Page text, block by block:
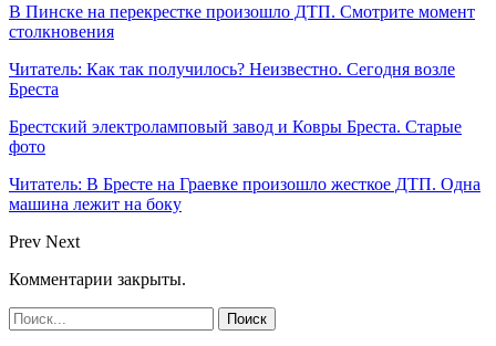
В Пинске на перекрестке произошло ДТП. Смотрите момент
столкновения
Читатель: Как так получилось? Неизвестно. Сегодня возле
Бреста
Брестский электроламповый завод и Ковры Бреста. Старые
фото
Читатель: В Бресте на Граевке произошло жесткое ДТП. Одна
машина лежит на боку
Prev Next
Комментарии закрыты.